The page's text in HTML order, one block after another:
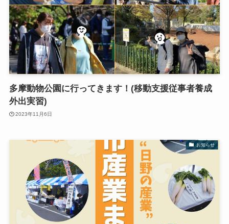
多摩動物公園に行ってきます！(移動支援従事者養成
外出実習)
2023年11月6日
お知らせ